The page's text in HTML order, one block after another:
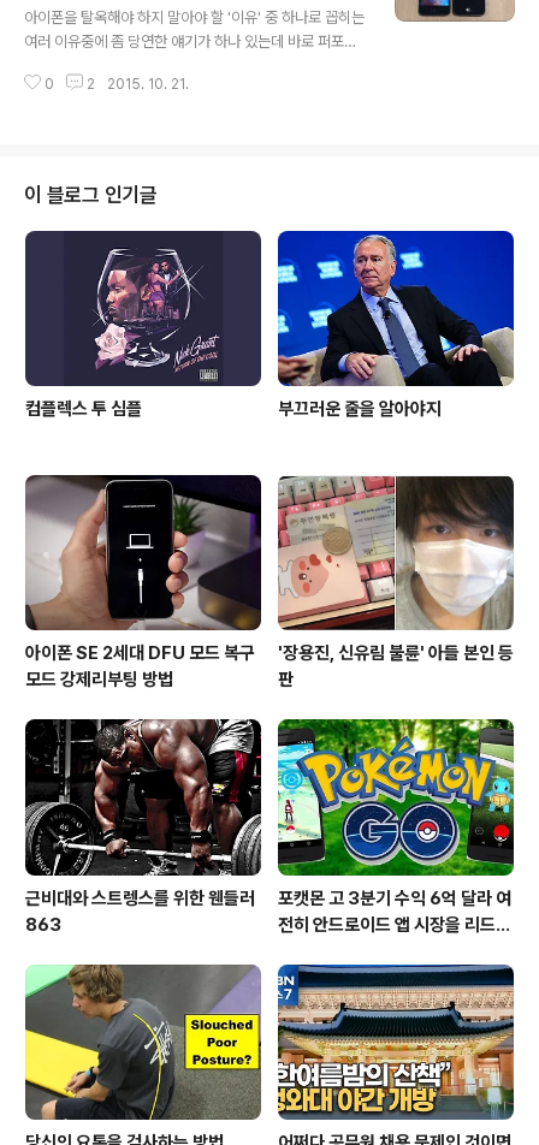
도향상 및 윈도우에서 적은 디스크 여유 공간이 원인이 되
는 탈옥 실패 이슈 수정)3. Fix ..
아이폰을 탈옥해야 하지 말아야 할 '이유' 중 하나로 꼽히는
여러 이유중에 좀 당연한 얘기가 하나 있는데 바로 퍼포먼
전문으로 다루는 해외 매체 중 Cult Of Mac에서 유투브
했다. 탈옥되지 않은 아이폰5의 부팅 속도는 38.9초였고
탈옥된 아이폰5의 부팅 속도는 51.2초였다. 앱 실행, 멀티
태스킹, Siri 구동 또한 탈옥되지 않은 기기가 약간 미세하
게 더 빨랐다. 'Aㅏ.. 그래.. 그렇다 카더라.. 외쿡 매체에서
이런 말씀을 하셨다니..' 가 ..
0 2 2015. 10. 21.
이 블로그 인기글
컴플렉스 투 심플 부끄러운 줄을 알아야지
아이폰 SE 2세대 DFU 모드 복구
모드 강제리부팅 방법
'장용진, 신유림 불륜' 아들 본인 등
판
근비대와 스트렝스를 위한 웬들러
863
포캣몬 고 3분기 수익 6억 달라 여
전히 안드로이드 앱 시장을 리드